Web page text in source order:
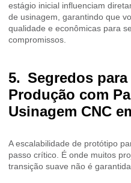
estágio inicial influenciam
de usinagem, garantindo que
qualidade e econômicas para
compromissos.
Segredos
Produção com
Usinagem CNC
A escalabilidade de protótipo
passo crítico. É onde muitos
transição suave não é garantida.